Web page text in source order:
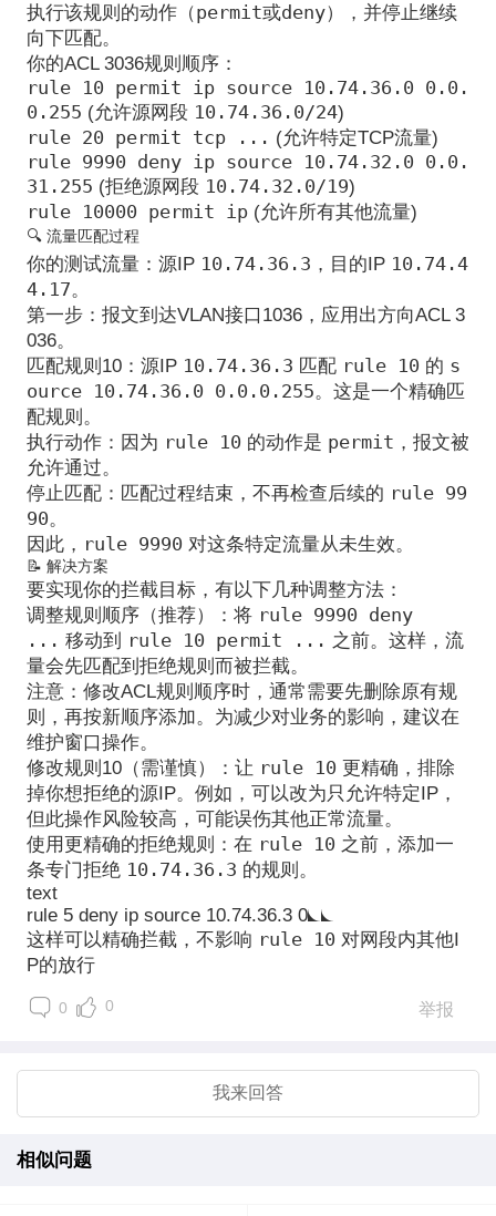
执行该规则的动作（permit或deny），并停止继续
向下匹配。
你的ACL 3036规则顺序：
rule 10 permit ip source 10.74.36.0 0.0.
0.255 (允许源网段 10.74.36.0/24)
rule 20 permit tcp ... (允许特定TCP流量)
rule 9990 deny ip source 10.74.32.0 0.0.
31.255 (拒绝源网段 10.74.32.0/19)
rule 10000 permit ip(允许所有其他流量)
🔍 流量匹配过程
你的测试流量： 源IP 10.74.36.3 ，目的IP 10.74.4
4.17。
第一步：报文到达VLAN接口1036，应用出方向ACL 3
036。
匹配规则10：源IP 10.74.36.3 匹配 rule 10 的 s
ource 10.74.36.0 0.0.0.255。这是一个精确匹
配规则。
执行动作：因为 rule 10 的动作是 permit ，报文被
允许通过。
停止匹配：匹配过程结束，不再检查后续的 rule 99
90。
因此， rule 9990 对这条特定流量从未生效。
📝 解决方案
要实现你的拦截目标，有以下几种调整方法：
调整规则顺序（推荐）
：将 rule 9990 deny
... 移动到 rule 10 permit ... 之前。这样，流
量会先匹配到拒绝规则而被拦截。
注意：修改ACL规则顺序时，通常需要先删除原有规
则，再按新顺序添加。为减少对业务的影响，建议在
维护窗口操作。
修改规则10（需谨慎）
：让 rule 10 更精确，排除
掉你想拒绝的源IP。例如，可以改为只允许特定IP，
但此操作风险较高，可能误伤其他正常流量。
使用更精确的拒绝规则 ：在 rule 10 之前，添加一
条专门拒绝 10.74.36.3 的规则。
text
rule 5 deny ip source 10.74.36.3 0
这样可以精确拦截，不影响 rule 10 对网段内其他I
P的放行
0 0 举报
我来回答
相似问题